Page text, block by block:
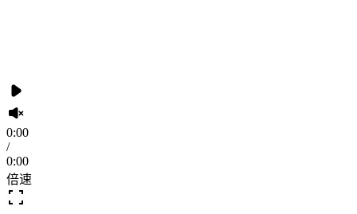
0:00
/
0:00
倍速